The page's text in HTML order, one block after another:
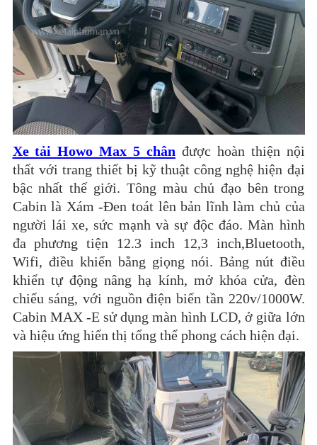
Xe tải Howo Max 5 chân được hoàn thiện nội
thất với trang thiết bị kỹ thuật công nghệ hiện đại
bậc nhất thế giới. Tông màu chủ đạo bên trong
Cabin là Xám -Đen toát lên bản lĩnh làm chủ của
người lái xe, sức mạnh và sự độc đáo. Màn hình
đa phương tiện 12.3 inch 12,3 inch,Bluetooth,
Wifi, điều khiển bằng giọng nói. Bảng nút điều
khiển tự động nâng hạ kính, mở khóa cửa, đèn
chiếu sáng, với nguồn điện biến tần 220v/1000W.
Cabin MAX -E sử dụng màn hình LCD, ở giữa lớn
và hiệu ứng hiển thị tổng thể phong cách hiện đại.